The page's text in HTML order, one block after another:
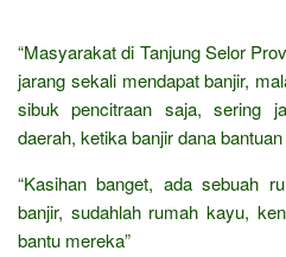
“Masyarakat di Tanjung Selor
jarang sekali mendapat banjir,
sibuk pencitraan saja, sering
daerah, ketika banjir dana
“Kasihan banget, ada sebuah
banjir, sudahlah rumah kayu,
bantu mereka”